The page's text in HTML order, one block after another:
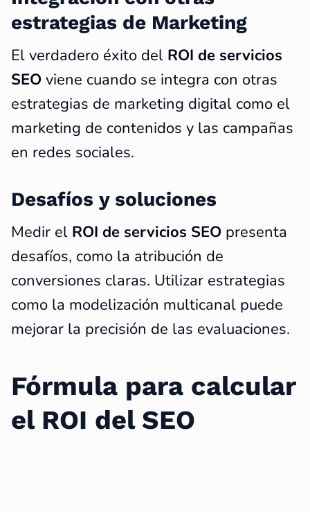
estrategias de Marketing
El verdadero éxito del ROI de servicios
SEO viene cuando se integra con otras
estrategias de marketing digital como el
marketing de contenidos y las campañas
en redes sociales.
Desafíos y soluciones
Medir el ROI de servicios SEO presenta
desafíos, como la atribución de
conversiones claras. Utilizar estrategias
como la modelización multicanal puede
mejorar la precisión de las evaluaciones.
Fórmula para calcular
el ROI del SEO